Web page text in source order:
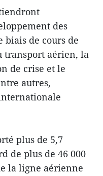
des
biais de cours de
transport aérien, la
de crise et le
autres,
plus de 5,7
de plus de 46 000
la ligne aérienne